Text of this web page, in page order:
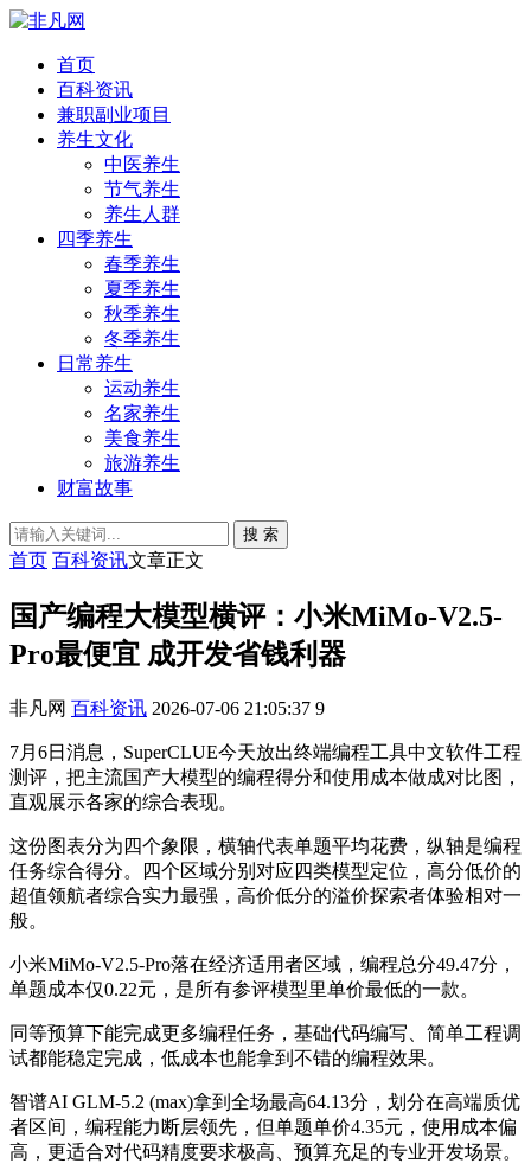
首页
百科资讯
兼职副业项目
养生文化
中医养生
节气养生
养生人群
四季养生
春季养生
夏季养生
秋季养生
冬季养生
日常养生
运动养生
名家养生
美食养生
旅游养生
财富故事
搜 索
首页 百科资讯文章正文
国产编程大模型横评：小米MiMo-V2.5-
Pro最便宜 成开发省钱利器
非凡网 百科资讯 2026-07-06 21:05:37 9
7月6日消息，SuperCLUE今天放出终端编程工具中文软件工程
测评，把主流国产大模型的编程得分和使用成本做成对比图，
直观展示各家的综合表现。
这份图表分为四个象限，横轴代表单题平均花费，纵轴是编程
任务综合得分。四个区域分别对应四类模型定位，高分低价的
超值领航者综合实力最强，高价低分的溢价探索者体验相对一
般。
小米MiMo-V2.5-Pro落在经济适用者区域，编程总分49.47分，
单题成本仅0.22元，是所有参评模型里单价最低的一款。
同等预算下能完成更多编程任务，基础代码编写、简单工程调
试都能稳定完成，低成本也能拿到不错的编程效果。
智谱AI GLM-5.2 (max)拿到全场最高64.13分，划分在高端质优
者区间，编程能力断层领先，但单题单价4.35元，使用成本偏
高，更适合对代码精度要求极高、预算充足的专业开发场景。